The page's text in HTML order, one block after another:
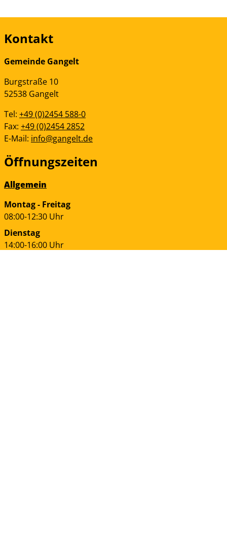
Kontakt
Gemeinde Gangelt
Burgstraße 10
52538 Gangelt
Tel: +49 (0)2454 588-0
Fax: +49 (0)2454 2852
E-Mail: info@gangelt.de
Öffnungszeiten
Allgemein
Montag - Freitag
08:00-12:30 Uhr
Dienstag
14:00-16:00 Uhr